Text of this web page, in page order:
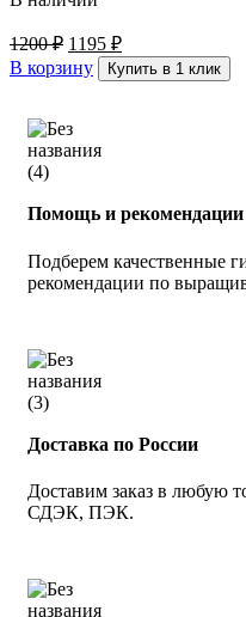
1200₽ 1195 ₽
В корзину
Купить в 1 клик
Помощь и рекомендации
Подберем качественные
рекомендации по
Доставка по России
Доставим заказ в любую
СДЭК, ПЭК.